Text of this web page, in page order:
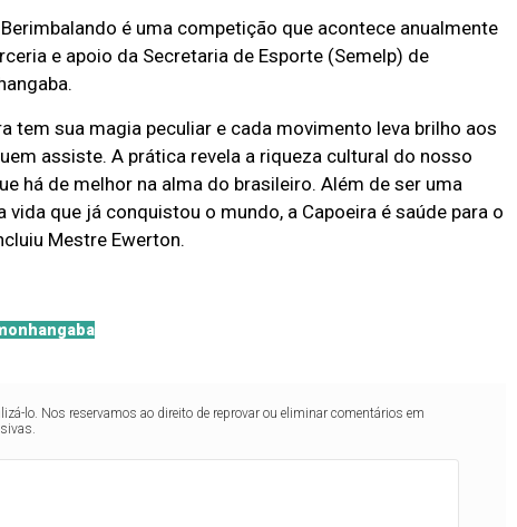
é uma competição que acontece anualmente
e apoio da Secretaria de Esporte (Semelp) de
tem sua magia peculiar e cada movimento leva brilho aos
assiste. A prática revela a riqueza cultural do nosso
há de melhor na alma do brasileiro. Além de ser uma
vida que já conquistou o mundo, a Capoeira é saúde para o
Mestre Ewerton.
lo. Nos reservamos ao direito de reprovar ou eliminar comentários em